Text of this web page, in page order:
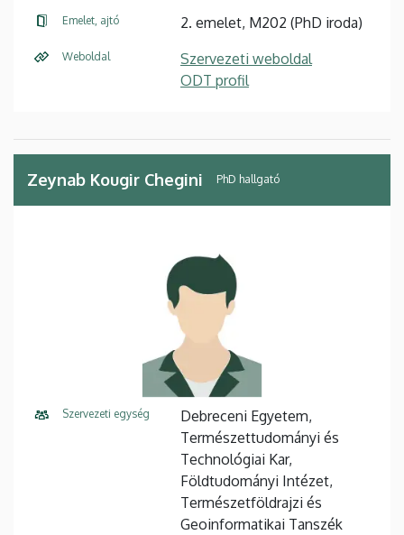
Emelet, ajtó 2. emelet, M202 (PhD iroda)
Weboldal
Szervezeti weboldal
ODT profil
Zeynab Kougir Chegini PhD hallgató
Szervezeti egység
Debreceni Egyetem,
Természettudományi és
Technológiai Kar,
Földtudományi Intézet,
Természetföldrajzi és
Geoinformatikai Tanszék